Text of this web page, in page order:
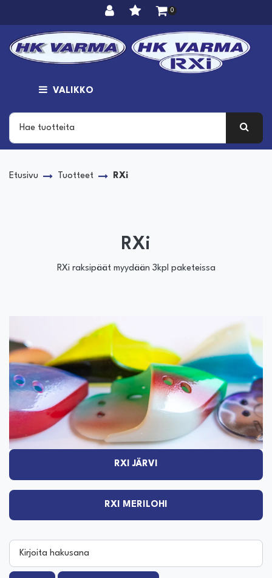
0
VALIKKO
Etusivu Tuotteet RXi
RXi
RXi raksipäät myydään 3kpl paketeissa
RXI JÄRVI
RXI MERILOHI